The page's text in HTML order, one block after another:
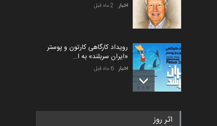
اخبار 2 ماه قبل
رویداد کارگاهی کارتون و پوستر
«ایران سربلند» به ا…
اخبار 6 ماه قبل
فراخوان رویداد کارگاهی کارتون و
اثر روز